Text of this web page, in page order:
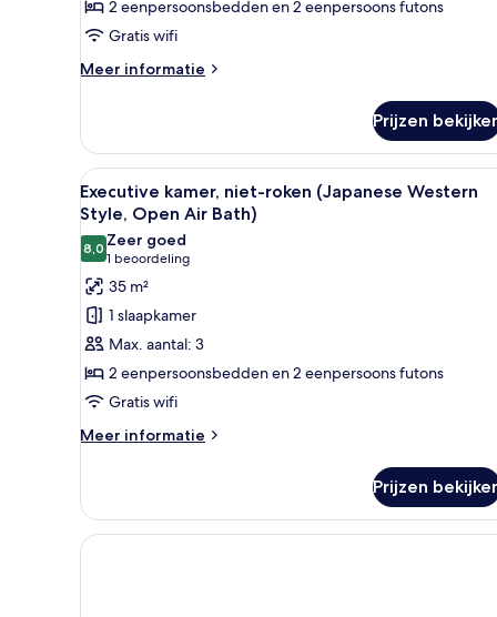
bijgebouw
(Japanese
Western
Style,
air
Bath)
laden
2 eenpersoonsbedden en 2 eenpersoons futons
Gratis wifi
Meer informatie
Meer
suite,
roken,
bijgebouw
(Japanese
Western
Style,
Open-
air
Bath)
Prijzen
Alle
foto's
voor
Executive
kamer,
niet-
roken
(Japanese
Western
Style,
Open
laden
Een hotelkamer met een
1
Executive kamer, niet-roken (Japanese Western
Style, Open Air Bath)
8,08,0 van 10
Zeer goed
1 beoordeling
(1
beoordeling)
35 m²
1 slaapkamer
Max. aantal: 3
2 eenpersoonsbedden en 2 eenpersoons futons
Gratis wifi
Meer informatie
Meer
kamer,
niet-
roken
Prijzen